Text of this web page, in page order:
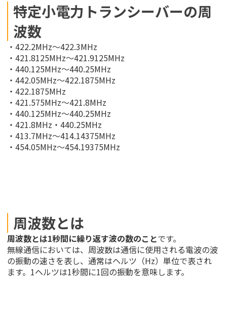
特定小電力トランシーバーの周
波数
・422.2MHz～422.3MHz
・421.8125MHz～421.9125MHz
・440.125MHz～440.25MHz
・442.05MHz～422.1875MHz
・422.1875MHz
・421.575MHz～421.8MHz
・440.125MHz～440.25MHz
・421.8MHz・440.25MHz
・413.7MHz～414.14375MHz
・454.05MHz～454.19375MHz
周波数とは
周波数とは1秒間に繰り返す波の数のことです。
無線通信においては、周波数は通信に使用される電波の波
の振動の速さを表し、通常はヘルツ（Hz）単位で表され
ます。1ヘルツは1秒間に1回の振動を意味します。